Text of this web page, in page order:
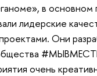
в
лидерские
Они
очень